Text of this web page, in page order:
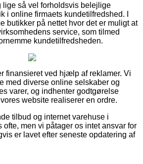
lige så vel forholdsvis belejlige
i online firmaets kundetilfredshed. I
butikker på nettet hvor det er muligt at
service, som tilmed
kundetilfredsheden.
finansieret ved hjælp af reklamer. Vi
med diverse online selskaber og
varer, og indhenter godtgørelse
website realiserer en ordre.
tilbud og internet varehuse i
ofte, men vi påtager os intet ansvar for
er lavet efter seneste opdatering af